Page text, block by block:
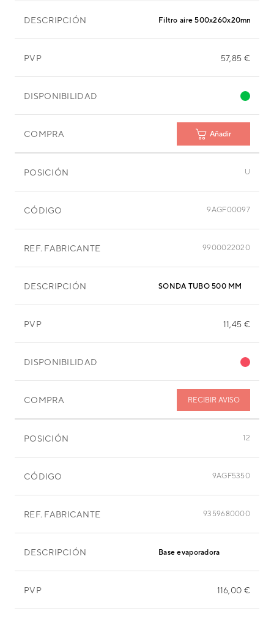
DESCRIPCIÓN Filtro aire 500x260x20mm
PVP 57,85 €
DISPONIBILIDAD
COMPRA Añadir
POSICIÓN U
CÓDIGO 9AGF00097
REF. FABRICANTE 9900022020
DESCRIPCIÓN SONDA TUBO 500 MM
PVP 11,45 €
DISPONIBILIDAD
COMPRA RECIBIR AVISO
POSICIÓN 12
CÓDIGO 9AGF5350
REF. FABRICANTE 9359680000
DESCRIPCIÓN Base evaporadora
PVP 116,00 €